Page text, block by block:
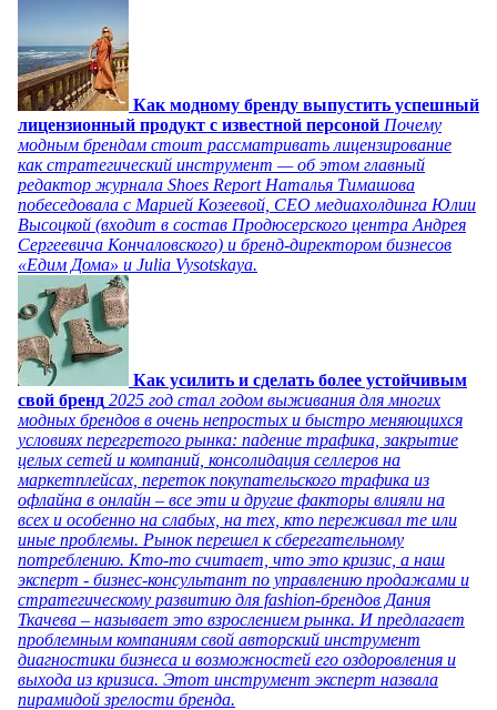
Как модному бренду выпустить успешный
лицензионный продукт с известной персоной Почему
модным брендам стоит рассматривать лицензирование
как стратегический инструмент — об этом главный
редактор журнала Shoes Report Наталья Тимашова
побеседовала с Марией Козеевой, СЕО медиахолдинга Юлии
Высоцкой (входит в состав Продюсерского центра Андрея
Сергеевича Кончаловского) и бренд-директором бизнесов
«Едим Дома» и Julia Vysotskaya.
Как усилить и сделать более устойчивым
свой бренд 2025 год стал годом выживания для многих
модных брендов в очень непростых и быстро меняющихся
условиях перегретого рынка: падение трафика, закрытие
целых сетей и компаний, консолидация селлеров на
маркетплейсах, переток покупательского трафика из
офлайна в онлайн – все эти и другие факторы влияли на
всех и особенно на слабых, на тех, кто переживал те или
иные проблемы. Рынок перешел к сберегательному
потреблению. Кто-то считает, что это кризис, а наш
эксперт - бизнес-консультант по управлению продажами и
стратегическому развитию для fashion-брендов Дания
Ткачева – называет это взрослением рынка. И предлагает
проблемным компаниям свой авторский инструмент
диагностики бизнеса и возможностей его оздоровления и
выхода из кризиса. Этот инструмент эксперт назвала
пирамидой зрелости бренда.